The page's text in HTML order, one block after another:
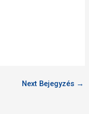
Next Bejegyzés →